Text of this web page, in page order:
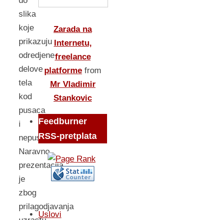
slika
koje
prikazuju
odredjene
delove
tela
kod
pusaca
i
nepusaca.
Naravno
prezentacija
je
zbog
prilagodjavanja
Zarada na
Internetu,
freelance
platforme from
Mr Vladimir
Stankovic
Feedburner
RSS-pretplata
Uslovi